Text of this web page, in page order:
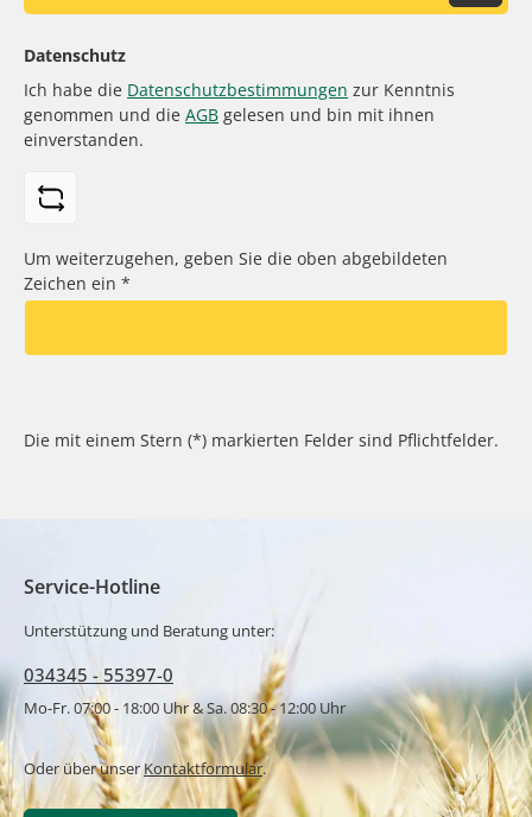
Datenschutz
Ich habe die Datenschutzbestimmungen zur Kenntnis
genommen und die AGB gelesen und bin mit ihnen
einverstanden.
Um weiterzugehen, geben Sie die oben abgebildeten
Zeichen ein *
Die mit einem Stern (*) markierten Felder sind Pflichtfelder.
Service-Hotline
Unterstützung und Beratung unter:
034345 - 55397-0
Mo-Fr. 07:00 - 18:00 Uhr & Sa. 08:30 - 12:00 Uhr
Oder über unserKontaktformular.